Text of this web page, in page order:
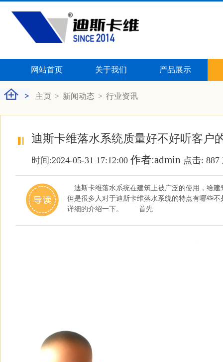
网站首页 关于我们 产品展示
主页 > 新闻动态 > 行业资讯
迪斯卡维落水系统质量好不好听客户
时间:2024-05-31 17:12:00 作者:admin 点击: 887
迪斯卡维落水系统在建筑上被广泛的使用，给建
但是很多人对于迪斯卡维落水系统的特点有哪些
详细的介绍一下。 首先